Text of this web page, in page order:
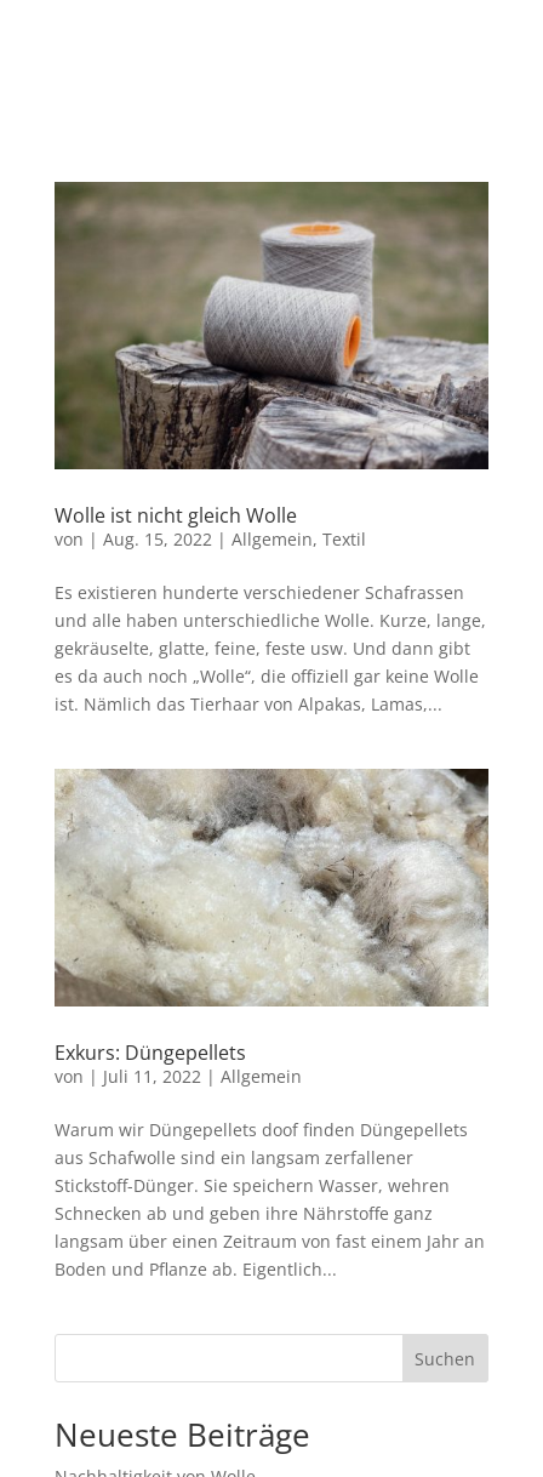
Wolle ist nicht gleich Wolle
von | Aug. 15, 2022| Allgemein, Textil
Es existieren hunderte verschiedener Schafrassen
und alle haben unterschiedliche Wolle. Kurze, lange,
gekräuselte, glatte, feine, feste usw. Und dann gibt
es da auch noch „Wolle“, die offiziell gar keine Wolle
ist. Nämlich das Tierhaar von Alpakas, Lamas,...
Exkurs: Düngepellets
von | Juli 11, 2022| Allgemein
Warum wir Düngepellets doof finden Düngepellets
aus Schafwolle sind ein langsam zerfallener
Stickstoff-Dünger. Sie speichern Wasser, wehren
Schnecken ab und geben ihre Nährstoffe ganz
langsam über einen Zeitraum von fast einem Jahr an
Boden und Pflanze ab. Eigentlich...
Suchen
Neueste Beiträge